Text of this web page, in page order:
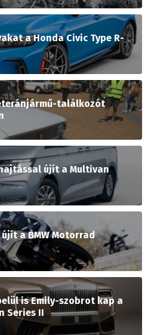
a Honda Civic Type R-
találkozót
újít a Multivan
a BMW Motorrad
is Emily-szobrot kap a
Series II